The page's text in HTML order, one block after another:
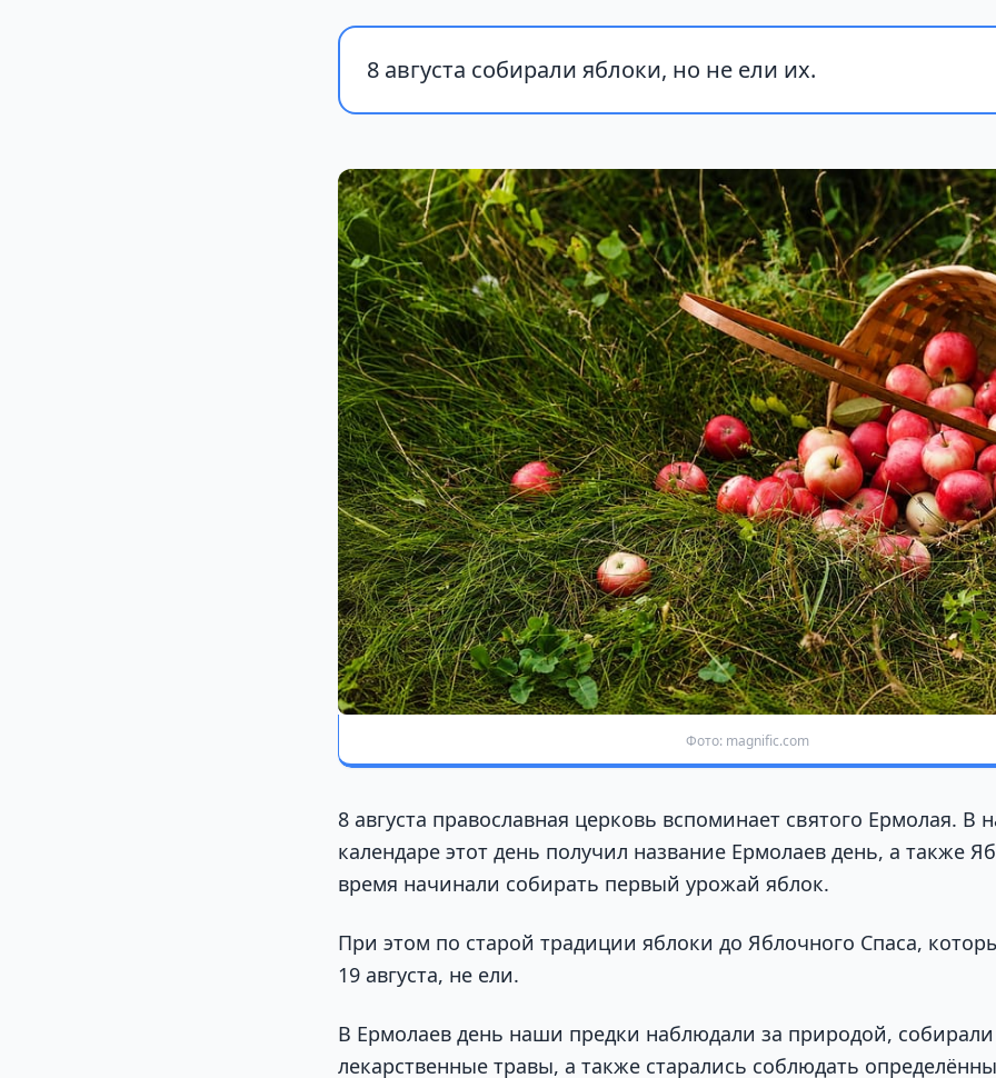
8 августа собирали яблоки, но не ели их.
Фото: magnific.com
8 августа православная церковь вспоминает святого Ермолая. В
календаре этот день получил название Ермолаев день, а также
время начинали собирать первый урожай яблок.
При этом по старой традиции яблоки до Яблочного Спаса,
19 августа, не ели.
В Ермолаев день наши предки наблюдали за природой,
лекарственные травы, а также старались соблюдать